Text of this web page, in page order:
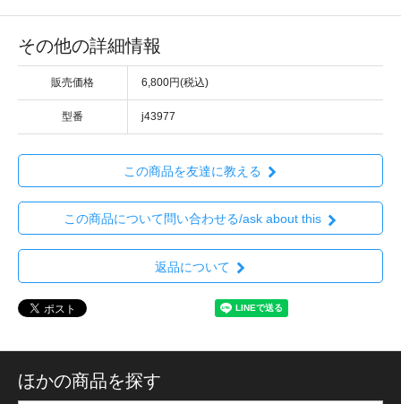
その他の詳細情報
販売価格 6,800円(税込)
型番 j43977
この商品を友達に教える
この商品について問い合わせる/ask about this
返品について
ほかの商品を探す